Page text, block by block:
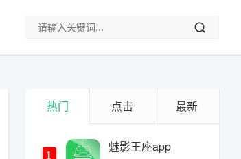
热门 点击 最新
1
魅影王座app